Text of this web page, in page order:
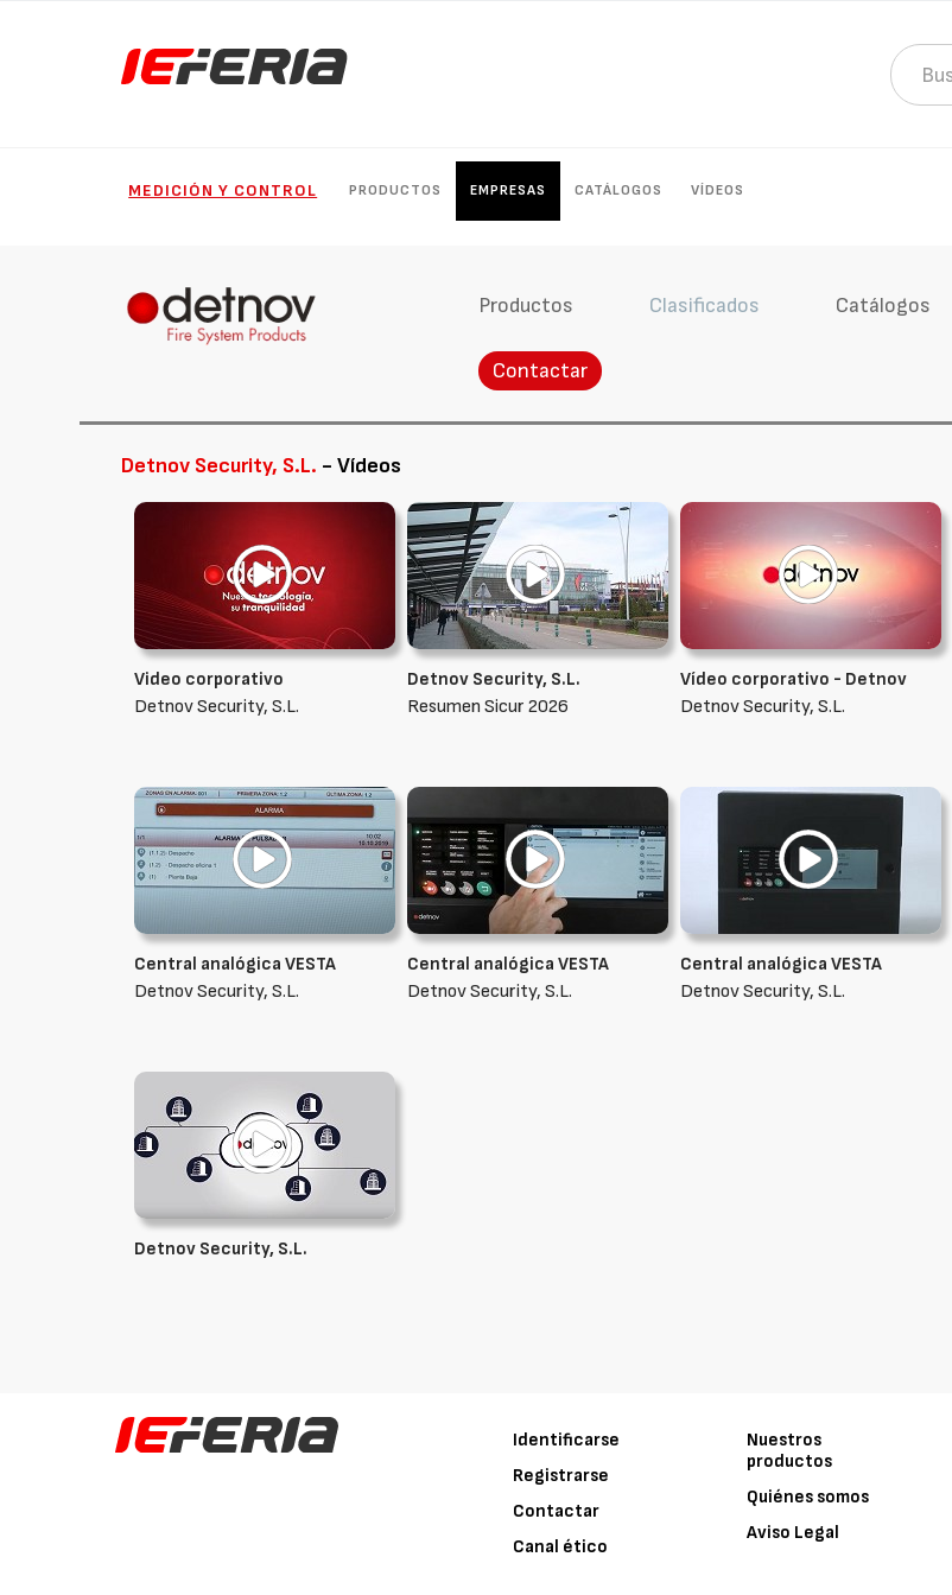
MEDICIÓN Y CONTROL PRODUCTOS EMPRESAS CATÁLOGOS VÍDEOS
Productos Clasificados Catálogos
Contactar
Detnov Security, S.L. - Vídeos
Video corporativo
Detnov Security, S.L.
Detnov Security, S.L.
Resumen Sicur 2026
Vídeo corporativo - Detnov
Detnov Security, S.L.
Central analógica VESTA
Detnov Security, S.L.
Central analógica VESTA
Detnov Security, S.L.
Central analógica VESTA
Detnov Security, S.L.
Detnov Security, S.L.
Identificarse
Registrarse
Contactar
Canal ético
Nuestros
productos
Quiénes somos
Aviso Legal